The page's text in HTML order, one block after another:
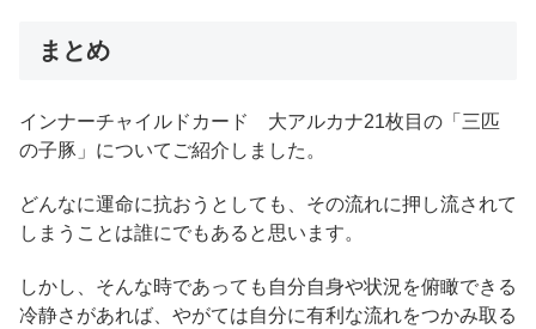
まとめ
インナーチャイルドカード 大アルカナ21枚目の「三匹
の子豚」についてご紹介しました。
どんなに運命に抗おうとしても、その流れに押し流されて
しまうことは誰にでもあると思います。
しかし、そんな時であっても自分自身や状況を俯瞰できる
冷静さがあれば、やがては自分に有利な流れをつかみ取る